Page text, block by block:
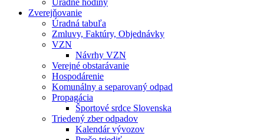
Úradné hodiny
Zverejňovanie
Úradná tabuľa
Zmluvy, Faktúry, Objednávky
VZN
Návrhy VZN
Verejné obstarávanie
Hospodárenie
Komunálny a separovaný odpad
Propagácia
Športové srdce Slovenska
Triedený zber odpadov
Kalendár vývozov